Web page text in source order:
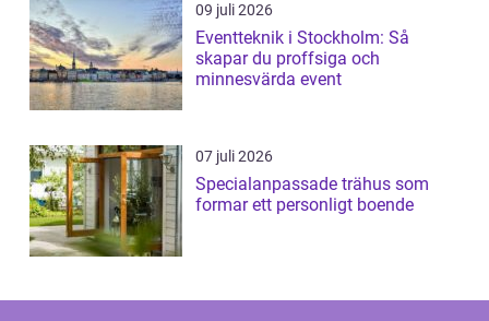
09 juli 2026
Eventteknik i Stockholm: Så
skapar du proffsiga och
minnesvärda event
07 juli 2026
Specialanpassade trähus som
formar ett personligt boende